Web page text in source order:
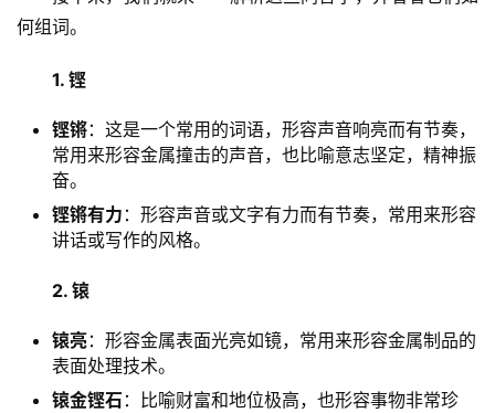
何组词。
1. 铿
铿锵：这是一个常用的词语，形容声音响亮而有节奏，
常用来形容金属撞击的声音，也比喻意志坚定，精神振
奋。
铿锵有力 ：形容声音或文字有力而有节奏，常用来形容
讲话或写作的风格。
2. 锿
锿亮：形容金属表面光亮如镜，常用来形容金属制品的
表面处理技术。
锿金铿石 ：比喻财富和地位极高，也形容事物非常珍